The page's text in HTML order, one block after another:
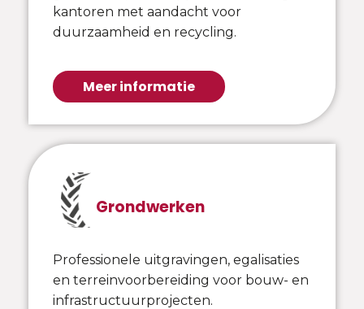
kantoren met aandacht voor
duurzaamheid en recycling.
Meer informatie
Grondwerken
Professionele uitgravingen, egalisaties
en terreinvoorbereiding voor bouw- en
infrastructuurprojecten.